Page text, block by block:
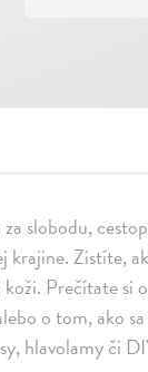
slobodu,
krajine. Zistíte,
Prečítate si
o tom, ako
hlavolamy či